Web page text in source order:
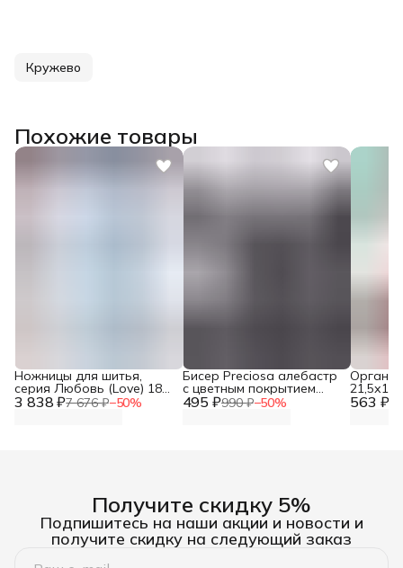
Кружево
Похожие товары
3 838 ₽7 676 ₽−50%
Ножницы для шитья,
серия Любовь (Love) 18
см, Prym, 610540 495 ₽990 ₽−50%
Бисер Preciosa алебастр
с цветным покрытием
10/0, 50 гр, цвет № 17749, 563 ₽
Получите скидку 5%
Подпишитесь на наши акции и новости и
получите скидку на следующий заказ